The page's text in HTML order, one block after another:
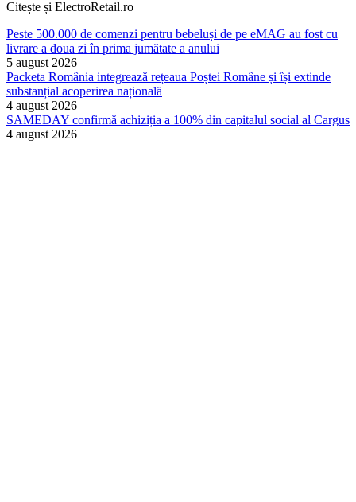
Citește și ElectroRetail.ro
Peste 500.000 de comenzi pentru bebeluși de pe eMAG au fost cu
livrare a doua zi în prima jumătate a anului
5 august 2026
Packeta România integrează rețeaua Poștei Române și își extinde
substanțial acoperirea națională
4 august 2026
SAMEDAY confirmă achiziția a 100% din capitalul social al Cargus
4 august 2026